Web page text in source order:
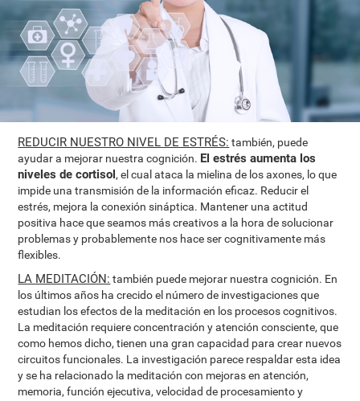
REDUCIR NUESTRO NIVEL DE ESTRÉS: también, puede
ayudar a mejorar nuestra cognición. El estrés aumenta los
niveles de cortisol, el cual ataca la mielina de los axones, lo que
impide una transmisión de la información eficaz. Reducir el
estrés, mejora la conexión sináptica. Mantener una actitud
positiva hace que seamos más creativos a la hora de solucionar
problemas y probablemente nos hace ser cognitivamente más
flexibles.
LA MEDITACIÓN: también puede mejorar nuestra cognición. En
los últimos años ha crecido el número de investigaciones que
estudian los efectos de la meditación en los procesos cognitivos.
La meditación requiere concentración y atención consciente, que
como hemos dicho, tienen una gran capacidad para crear nuevos
circuitos funcionales. La investigación parece respaldar esta idea
y se ha relacionado la meditación con mejoras en atención,
memoria, función ejecutiva, velocidad de procesamiento y